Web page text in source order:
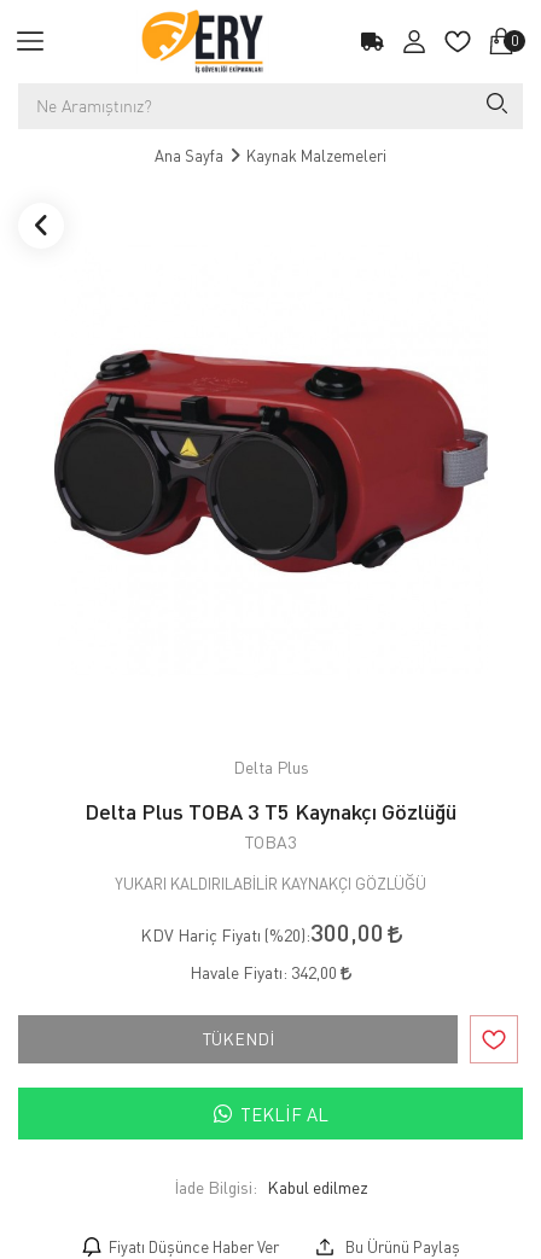
0
Ana Sayfa Kaynak Malzemeleri
Delta Plus
Delta Plus TOBA 3 T5 Kaynakçı Gözlüğü
TOBA3
YUKARI KALDIRILABİLİR KAYNAKÇI GÖZLÜĞÜ
KDV Hariç Fiyatı (%20):300,00
Havale Fiyatı: 342,00
TÜKENDİ
TEKLIF AL
İade Bilgisi:
Fiyatı Düşünce Haber Ver Bu Ürünü Paylaş